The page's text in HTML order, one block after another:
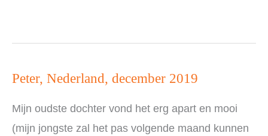
Peter, Nederland, december 2019
Mijn oudste dochter vond het erg apart en mooi
(mijn jongste zal het pas volgende maand kunnen